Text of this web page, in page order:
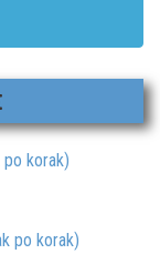
korak)
po korak)